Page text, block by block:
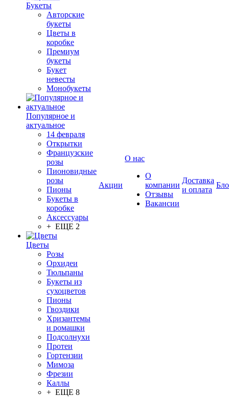
Букеты
Авторские
букеты
Цветы в
коробке
Премиум
букеты
Букет
невесты
Монобукеты
Популярное и
актуальное
14 февраля
Открытки
Французские
розы
Пионовидные
розы
Пионы
Букеты в
коробке
Аксессуары
+ ЕЩЕ 2
Цветы
Розы
Орхидеи
Тюльпаны
Букеты из
сухоцветов
Пионы
Гвоздики
Хризантемы
и ромашки
Подсолнухи
Протеи
Гортензии
Мимоза
Фрезии
Каллы
+ ЕЩЕ 8
Акции
О нас
О
компании
Отзывы
Вакансии
Доставка
и оплата